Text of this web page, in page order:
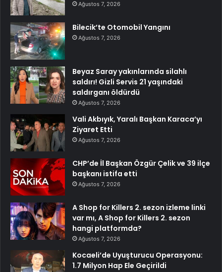
Ağustos 7, 2026
Bilecik’te Otomobil Yangını
Ağustos 7, 2026
Beyaz Saray yakınlarında silahlı
saldırı! Gizli Servis 21 yaşındaki
saldırganı öldürdü
Ağustos 7, 2026
Vali Akbıyık, Yaralı Başkan Karaca’yı
Ziyaret Etti
Ağustos 7, 2026
CHP’de İl Başkan Özgür Çelik ve 39 ilçe
başkanı istifa etti
Ağustos 7, 2026
A Shop for Killers 2. sezon izleme linki
var mı, A Shop for Killers 2. sezon
hangi platformda?
Ağustos 7, 2026
Kocaeli’de Uyuşturucu Operasyonu:
1.7 Milyon Hap Ele Geçirildi